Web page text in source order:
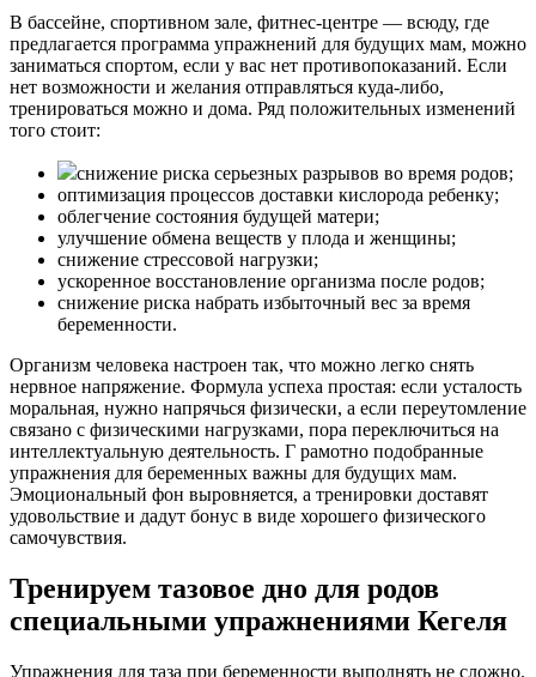
В бассейне, спортивном зале, фитнес-центре — всюду, где
предлагается программа упражнений для будущих мам, можно
заниматься спортом, если у вас нет противопоказаний. Если
нет возможности и желания отправляться куда-либо,
тренироваться можно и дома. Ряд положительных изменений
того стоит:
снижение риска серьезных разрывов во время родов;
оптимизация процессов доставки кислорода ребенку;
облегчение состояния будущей матери;
улучшение обмена веществ у плода и женщины;
снижение стрессовой нагрузки;
ускоренное восстановление организма после родов;
снижение риска набрать избыточный вес за время
беременности.
Организм человека настроен так, что можно легко снять
нервное напряжение. Формула успеха простая: если усталость
моральная, нужно напрячься физически, а если переутомление
связано с физическими нагрузками, пора переключиться на
интеллектуальную деятельность. Г рамотно подобранные
упражнения для беременных важны для будущих мам.
Эмоциональный фон выровняется, а тренировки доставят
удовольствие и дадут бонус в виде хорошего физического
самочувствия.
Тренируем тазовое дно для родов
специальными упражнениями Кегеля
Упражнения для таза при беременности выполнять не сложно.